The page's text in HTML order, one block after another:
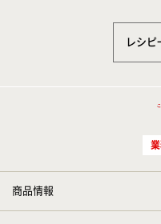
レシ
商品情報